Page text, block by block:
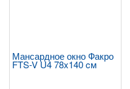
Мансардное окно Факро
FTS-V U4 78x140 cм